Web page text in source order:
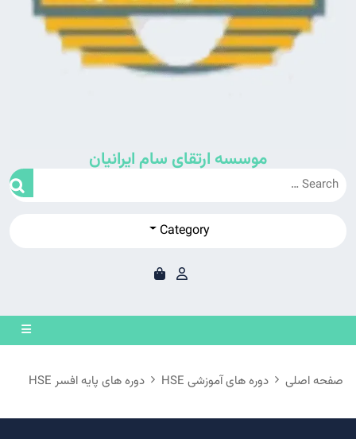
موسسه ارتقای سام ایرانیان
Category
صفحه اصلی دوره های آموزشی HSE دوره های پایه افسر HSE